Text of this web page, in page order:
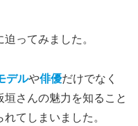
迫ってみました。
デルや俳優だけでなく
さんの魅力を知ること
てしまいました。